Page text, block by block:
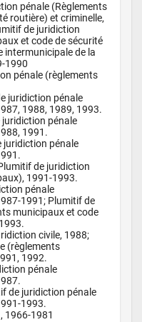
pénale (Règlements
routière) et criminelle,
de juridiction
et code de sécurité
intermunicipale de la
1990
pénale (règlements
juridiction pénale
1988, 1989, 1993.
pénale
1991.
juridiction pénale
de juridiction
1991-1993.
pénale
1991; Plumitif de
municipaux et code
civile, 1988;
(règlements
1992.
pénale
de juridiction pénale
1993.
1966-1981